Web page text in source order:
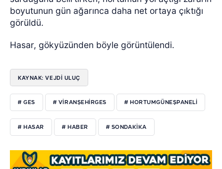
boyutunun gün ağarınca daha net ortaya çıktığı
görüldü.
Hasar, gökyüzünden böyle görüntülendi.
KAYNAK: VEJDI ULUÇ
# GES # VIRANŞEHIRGES # HORTUMGÜNEŞPANELI
# HASAR # HABER # SONDAKIKA